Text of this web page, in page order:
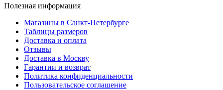
Полезная информация
Магазины в Санкт-Петербурге
Таблицы размеров
Доставка и оплата
Отзывы
Доставка в Москву
Гарантии и возврат
Политика конфиденциальности
Пользовательское соглашение